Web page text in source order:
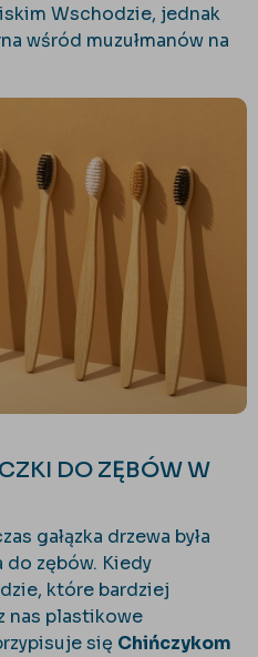
Wschodzie, jednak
wśród muzułmanów na
DO ZĘBÓW W
gałązka drzewa była
do zębów. Kiedy
które bardziej
nas plastikowe
się Chińczykom